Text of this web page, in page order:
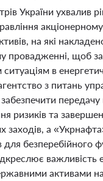
України ухвалив
на які
провадженні, щоб
в
з питань
передачу
ризиків та
заходів, а
для безперебійного
важливість
активами